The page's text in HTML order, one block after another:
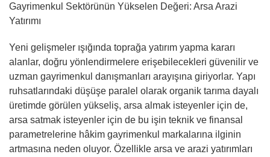
Gayrimenkul Sektörünün Yükselen Değeri: Arsa Arazi
Yatırımı
Yeni gelişmeler ışığında toprağa yatırım yapma kararı
alanlar, doğru yönlendirmelere erişebilecekleri güvenilir ve
uzman gayrimenkul danışmanları arayışına giriyorlar. Yapı
ruhsatlarındaki düşüşe paralel olarak organik tarıma dayalı
üretimde görülen yükseliş, arsa almak isteyenler için de,
arsa satmak isteyenler için de bu işin teknik ve finansal
parametrelerine hâkim gayrimenkul markalarına ilginin
artmasına neden oluyor. Özellikle arsa ve arazi yatırımları